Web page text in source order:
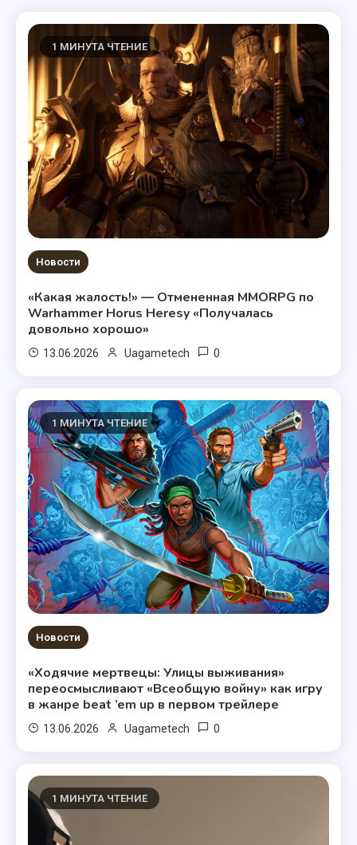
1 МИНУТА ЧТЕНИЕ
Новости
«Какая жалость!» — Отмененная MMORPG по
Warhammer Horus Heresy «Получалась
довольно хорошо»
13.06.2026 Uagametech 0
1 МИНУТА ЧТЕНИЕ
Новости
«Ходячие мертвецы: Улицы выживания»
переосмысливают «Всеобщую войну» как игру
в жанре beat ’em up в первом трейлере
13.06.2026 Uagametech 0
1 МИНУТА ЧТЕНИЕ